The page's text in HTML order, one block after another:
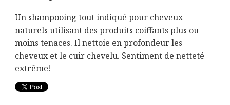
Un shampooing tout indiqué pour cheveux
naturels utilisant des produits coiffants plus ou
moins tenaces. Il nettoie en profondeur les
cheveux et le cuir chevelu. Sentiment de netteté
extrême!